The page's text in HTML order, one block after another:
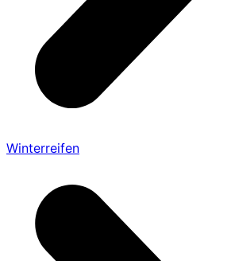
Winterreifen